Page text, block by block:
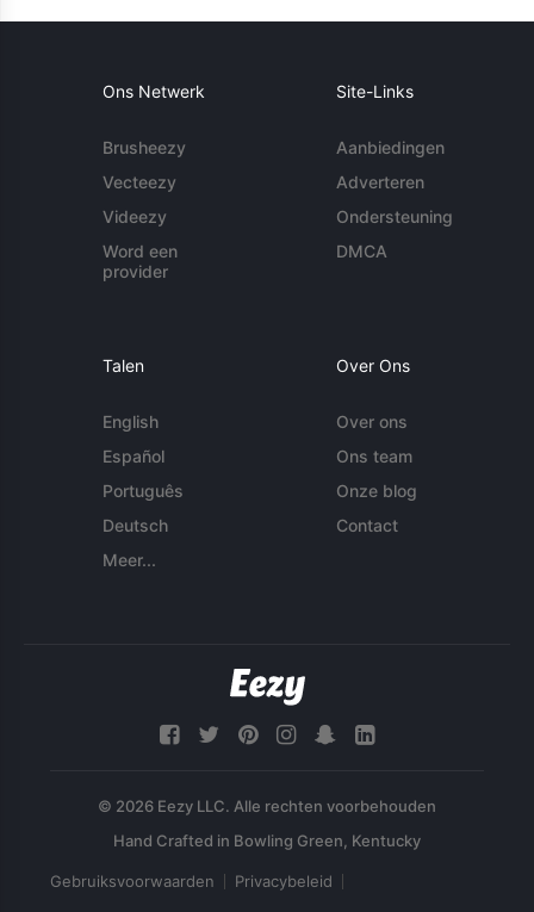
Ons Netwerk
Brusheezy
Vecteezy
Videezy
Word een
provider
Site-Links
Aanbiedingen
Adverteren
Ondersteuning
DMCA
Talen
English
Español
Português
Deutsch
Meer...
Over Ons
Over ons
Ons team
Onze blog
Contact
© 2026 Eezy LLC. Alle rechten voorbehouden
Gebruiksvoorwaarden Privacybeleid